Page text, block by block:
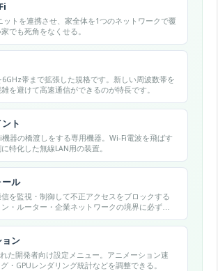
ットを連携させ、家全体を1つのネットワークで覆
でも死角をなくせる。
帯まで拡張した規格です。新しい周波数帯を
を避けて高速通信ができるのが特長です。
ト
機器の橋渡しをする専用機器。Wi-Fi電波を飛ばす
に特化した無線LAN用の装置。
ール
を監視・制御して不正アクセスをブロックする
・ルーター・企業ネットワークの境界に必ず配
本装置。
ョン
た開発者向け設定メニュー。アニメーション速
・GPUレンダリング統計などを調整できる。